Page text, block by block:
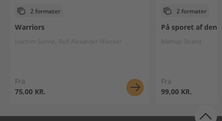
2 formater
Warriors
Joachim Sonne Rolf Alexander Wiecker
Fra
75,00 KR.
2 formater
På sporet af den
Mathias Strand
Fra
99,00 KR.